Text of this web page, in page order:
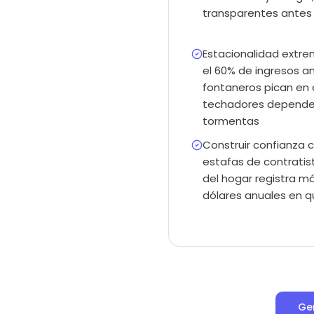
transparentes
Estacionalidad
el 60% de ingresos
fontaneros pican en
techadores
tormentas
Construir confianza
estafas de
del hogar registra
dólares anuales en